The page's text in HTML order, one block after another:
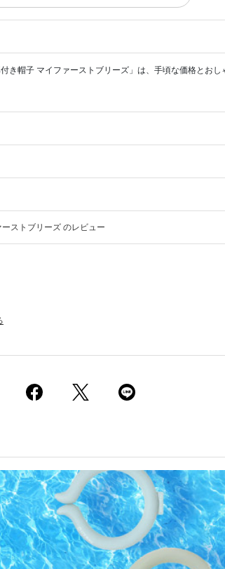
き帽子 マイファーストブリーズ」は、手頃な価格とおし
ストブリーズ のレビュー